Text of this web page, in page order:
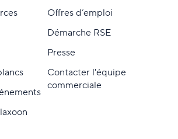
Offres d’emploi
Démarche RSE
Presse
Contacter l'équipe
commerciale